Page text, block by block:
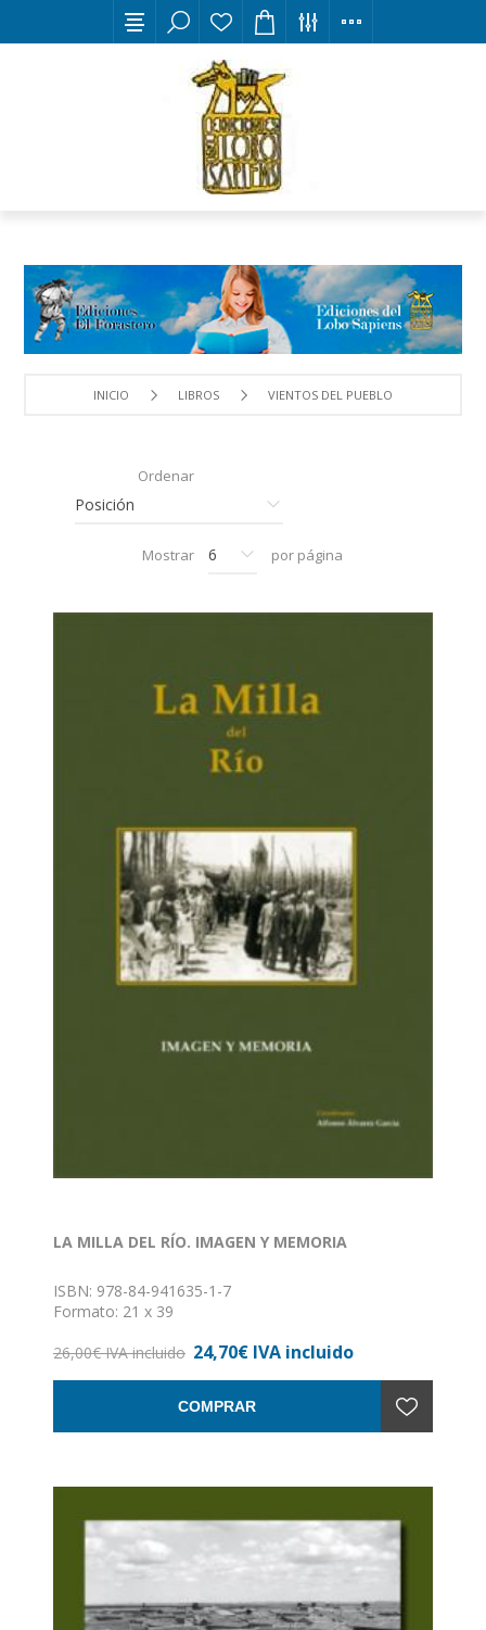
INICIO LIBROS VIENTOS DEL PUEBLO
Ordenar
Mostrar por página
LA MILLA DEL RÍO. IMAGEN Y MEMORIA
ISBN: 978-84-941635-1-7
Formato: 21 x 39
Encuadernación: Tapa dura
26,00€ IVA incluido 24,70€ IVA incluido
COMPRAR